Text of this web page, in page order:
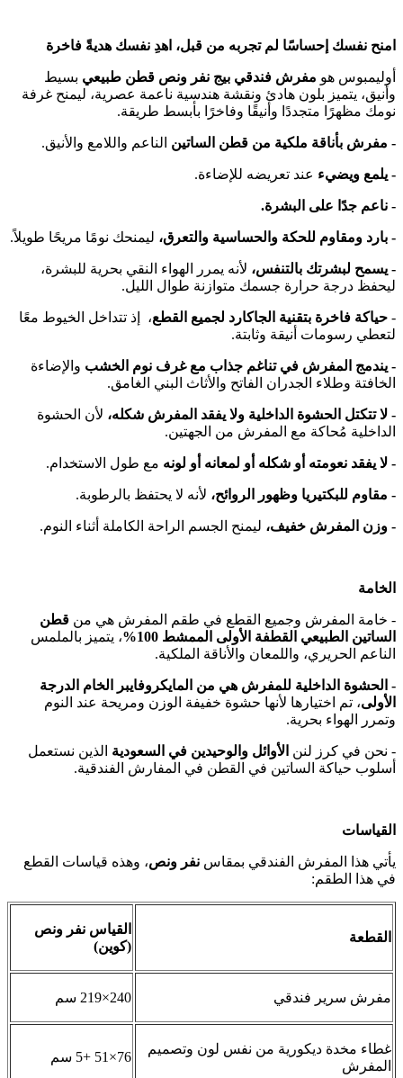
امنح نفسك إحساسًا لم تجربه من قبل، اهدِ نفسك هديةً فاخرة
أوليمبوس هو مفرش فندقي بيج نفر ونص قطن طبيعي بسيط
وأنيق، يتميز بلون هادئ ونقشة هندسية ناعمة عصرية، ليمنح غرفة
نومك مظهرًا متجددًا وأنيقًا وفاخرًا بأبسط طريقة.
- مفرش بأناقة ملكية من قطن الساتين الناعم واللامع والأنيق.
- يلمع ويضيء عند تعريضه للإضاءة.
- ناعم جدًا على البشرة.
- بارد ومقاوم للحكة والحساسية والتعرق، ليمنحك نومًا مريحًا طويلاً.
- يسمح لبشرتك بالتنفس، لأنه يمرر الهواء النقي بحرية للبشرة،
ليحفظ درجة حرارة جسمك متوازنة طوال الليل.
- حياكة فاخرة بتقنية الجاكارد لجميع القطع، إذ تتداخل الخيوط معًا
لتعطي رسومات أنيقة وثابتة.
- يندمج المفرش في تناغم جذاب مع غرف نوم الخشب والإضاءة
الخافتة وطلاء الجدران الفاتح والأثاث البني الغامق.
- لا تتكتل الحشوة الداخلية ولا يفقد المفرش شكله، لأن الحشوة
الداخلية مُحاكة مع المفرش من الجهتين.
- لا يفقد نعومته أو شكله أو لمعانه أو لونه مع طول الاستخدام.
- مقاوم للبكتيريا وظهور الروائح، لأنه لا يحتفظ بالرطوبة.
- وزن المفرش خفيف، ليمنح الجسم الراحة الكاملة أثناء النوم.
الخامة
- خامة المفرش وجميع القطع في طقم المفرش هي من قطن
الساتين الطبيعي القطفة الأولى الممشط 100%
، يتميز بالملمس
الناعم الحريري، واللمعان والأناقة الملكية.
- الحشوة الداخلية للمفرش هي من المايكروفايبر الخام الدرجة
الأولى، تم اختيارها لأنها حشوة خفيفة الوزن ومريحة عند النوم
وتمرر الهواء بحرية.
- نحن في كرز لنن الأوائل والوحيدين في السعودية الذين نستعمل
أسلوب حياكة الساتين في القطن في المفارش الفندقية.
القياسات
يأتي هذا المفرش الفندقي بمقاس نفر ونص، وهذه قياسات القطع
في هذا الطقم:
القطعة
القياس نفر ونص
(كوين)
مفرش سرير فندقي 240×219 سم
غطاء مخدة ديكورية من نفس لون وتصميم
المفرش
76×51 +5 سم